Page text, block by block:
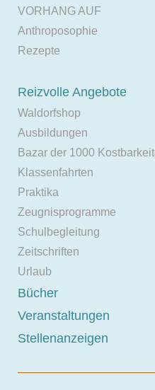
VORHANG AUF
Anthroposophie
Rezepte
Reizvolle Angebote
Waldorfshop
Ausbildungen
Bazar der 1000
Klassenfahrten
Praktika
Zeugnisprogramme
Schulbegleitung
Zeitschriften
Urlaub
Bücher
Veranstaltungen
Stellenanzeigen